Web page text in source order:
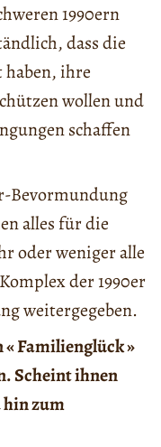
1990ern
dass die
haben, ihre
wollen und
schaffen
Bevormundung
alles für die
oder weniger alle
der 1990er
weitergegeben.
« Familienglück »
Scheint ihnen
hin zum